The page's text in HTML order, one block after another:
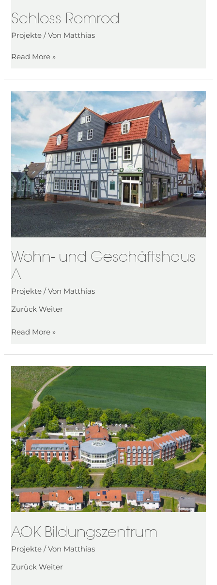
Schloss Romrod
Projekte / Von Matthias
Read More »
Wohn- und Geschäftshaus
A
Projekte / Von Matthias
Zurück Weiter
Wohn-
und
Geschäftshaus
Read More »
AOK Bildungszentrum
Projekte / Von Matthias
Zurück Weiter
AOK
Bildungszentrum